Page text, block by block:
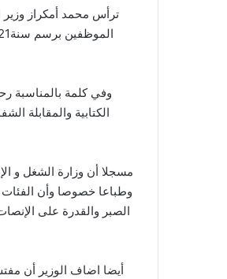
ترأس محمد أمكراز
وفي كلمة بالمناسبة
الكتابية والمقابلة
مسجلا أن وزارة الشغل و
وطباعا خصوصا وأن الفئات
الصبر والقدرة على
أيضا اضاف الوزير أن